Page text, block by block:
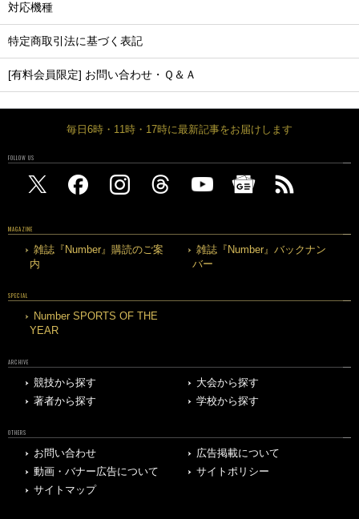
対応機種
特定商取引法に基づく表記
[有料会員限定] お問い合わせ・Ｑ＆Ａ
毎日6時・11時・17時に最新記事をお届けします
FOLLOW US
MAGAZINE
雑誌『Number』購読のご案
内
雑誌『Number』バックナン
バー
SPECIAL
Number SPORTS OF THE
YEAR
ARCHIVE
競技から探す
大会から探す
著者から探す
学校から探す
OTHERS
お問い合わせ
広告掲載について
動画・バナー広告について
サイトポリシー
サイトマップ